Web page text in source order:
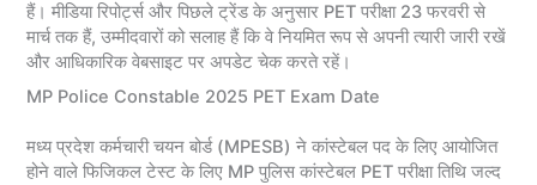
हैं। मीडिया रिपोर्ट्स और पिछले ट्रेंड के अनुसार PET परीक्षा 23 फरवरी से
मार्च तक हैं, उम्मीदवारों को सलाह हैं कि वे नियमित रूप से अपनी त्यारी जारी रखें
और आधिकारिक वेबसाइट पर अपडेट चेक करते रहें।
MP Police Constable 2025 PET Exam Date
मध्य प्रदेश कर्मचारी चयन बोर्ड (MPESB) ने कांस्टेबल पद के लिए आयोजित
होने वाले फिजिकल टेस्ट के लिए MP पुलिस कांस्टेबल PET परीक्षा तिथि जल्द